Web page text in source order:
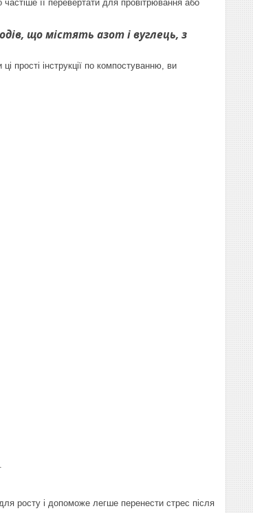
її перевертати для провітрювання або
що містять азот і вуглець, з
прості інструкції по компостуванню, ви
росту і допоможе легше перенести стрес після